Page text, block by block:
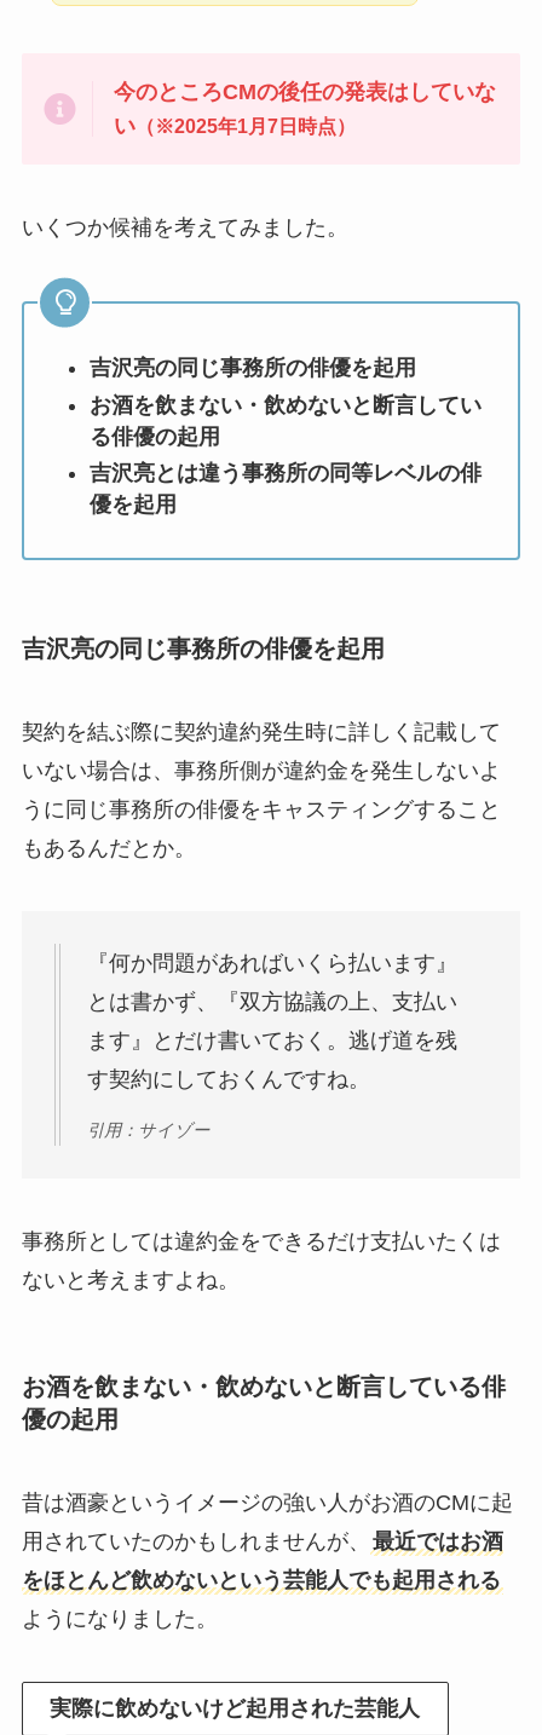
今のところCMの後任の発表はしていな
い （※2025年1月7日時点）
いくつか候補を考えてみました。
吉沢亮の同じ事務所の俳優を起用
お酒を飲まない・飲めないと断言してい
る俳優の起用
吉沢亮とは違う事務所の同等レベルの俳
優を起用
吉沢亮の同じ事務所の俳優を起用
契約を結ぶ際に契約違約発生時に詳しく記載して
いない場合は、事務所側が違約金を発生しないよ
うに同じ事務所の俳優をキャスティングすること
もあるんだとか。
『何か問題があればいくら払います』
とは書かず、『双方協議の上、支払い
ます』とだけ書いておく。逃げ道を残
す契約にしておくんですね。
引用：サイゾー
事務所としては違約金をできるだけ支払いたくは
ないと考えますよね。
お酒を飲まない・飲めないと断言している俳
優の起用
昔は酒豪というイメージの強い人がお酒のCMに起
用されていたのかもしれませんが、
最近ではお酒
をほとんど飲めないという芸能人でも起用される
ようになりました。
実際に飲めないけど起用された芸能人